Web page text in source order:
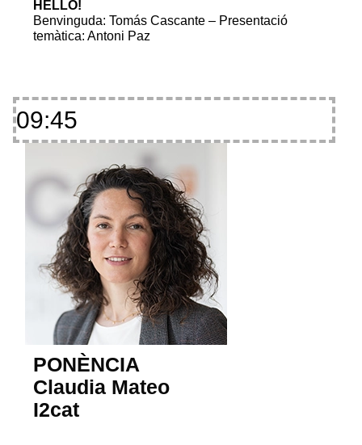
HELLO!
Benvinguda: Tomás Cascante – Presentació
temàtica: Antoni Paz
09:45
PONÈNCIA
Claudia Mateo
I2cat